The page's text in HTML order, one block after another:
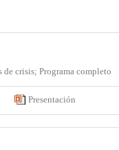
crisis; Programa completo
Presentación